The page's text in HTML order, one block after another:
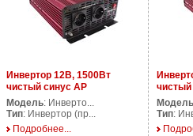
Инвертор 12В, 1500Вт
чистый синус AP
PS1500/12V
Модель: Инверто...
Тип: Инвертор (пр...
Подробнее...
чистый
Модель
Тип: